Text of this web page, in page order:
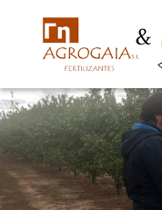
EMPRESA
SERVICIOS